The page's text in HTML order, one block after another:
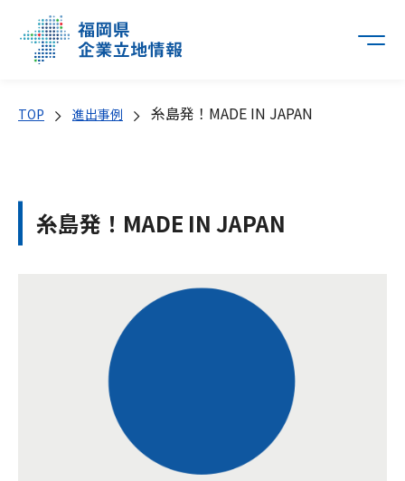
TOP 進出事例 糸島発！MADE IN JAPAN
糸島発！MADE IN JAPAN